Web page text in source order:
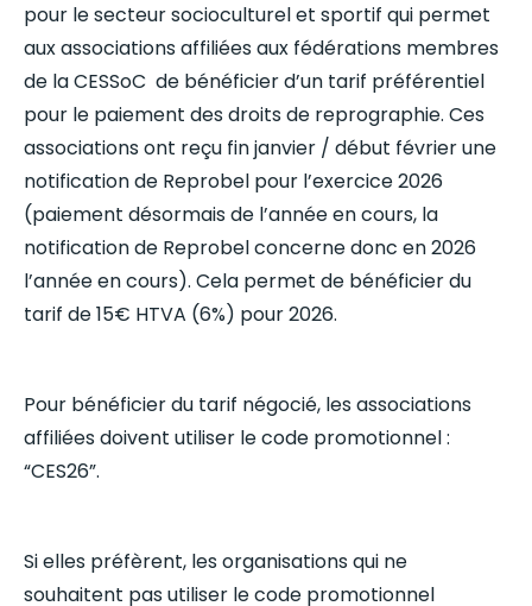
pour le secteur socioculturel et sportif qui permet
aux associations affiliées aux fédérations membres
de la CESSoC de bénéficier d’un tarif préférentiel
pour le paiement des droits de reprographie. Ces
associations ont reçu fin janvier / début février une
notification de Reprobel pour l’exercice 2026
(paiement désormais de l’année en cours, la
notification de Reprobel concerne donc en 2026
l’année en cours). Cela permet de bénéficier du
tarif de 15€ HTVA (6%) pour 2026.
Pour bénéficier du tarif négocié, les associations
affiliées doivent utiliser le code promotionnel :
“CES26”.
Si elles préfèrent, les organisations qui ne
souhaitent pas utiliser le code promotionnel